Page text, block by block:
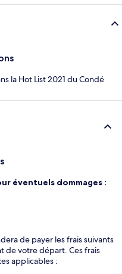
la Hot List 2021 du Condé
éventuels dommages :
de payer les frais suivants
de votre départ. Ces frais
applicables :